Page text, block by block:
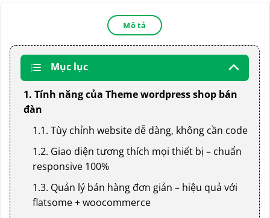
Mô tả
Mục lục
1. Tính năng của Theme wordpress shop bán
đàn
1.1. Tùy chỉnh website dễ dàng, không cần code
1.2. Giao diện tương thích mọi thiết bị – chuẩn
responsive 100%
1.3. Quản lý bán hàng đơn giản – hiệu quả với
flatsome + woocommerce